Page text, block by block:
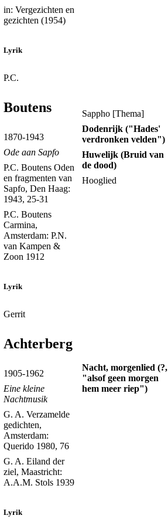
in: Vergezichten en
gezichten (1954)
Lyrik
P.C.
Boutens
1870-1943
Ode aan Sapfo
P.C. Boutens Oden
en fragmenten van
Sapfo, Den Haag:
1943, 25-31
P.C. Boutens
Carmina,
Amsterdam: P.N.
van Kampen &
Zoon 1912
Sappho [Thema]
Dodenrijk ("Hades'
verdronken velden")
Huwelijk (Bruid van
de dood)
Hooglied
Lyrik
Gerrit
Achterberg
1905-1962
Eine kleine
Nachtmusik
G. A. Verzamelde
gedichten,
Amsterdam:
Querido 1980, 76
G. A. Eiland der
ziel, Maastricht:
A.A.M. Stols 1939
Nacht, morgenlied (?,
"alsof geen morgen
hem meer riep")
Lyrik